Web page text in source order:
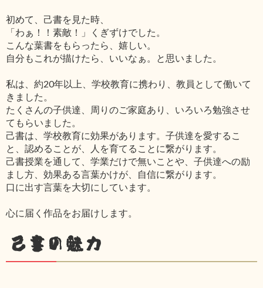
初めて、己書を見た時、
「わぁ！！素敵！」くぎずけでした。
こんな葉書をもらったら、嬉しい。
自分もこれが描けたら、いいなぁ。と思いました。
私は、約20年以上、学校教育に携わり、教員として働いて
きました。
たくさんの子供達、周りのご家庭あり、いろいろ勉強させ
てもらいました。
己書は、学校教育に効果があります。子供達を愛するこ
と、認めることが、人を育てることに繋がります。
己書授業を通して、学業だけで無いことや、子供達への励
まし方、効果ある言葉かけが、自信に繋がります。
口に出す言葉を大切にしています。
心に届く作品をお届けします。
己書の魅力